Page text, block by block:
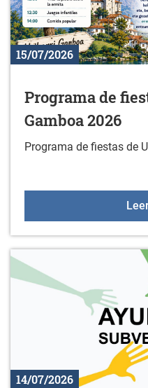
15/07/2026
Programa de
Gamboa 2026
Programa de fiestas de
14/07/2026